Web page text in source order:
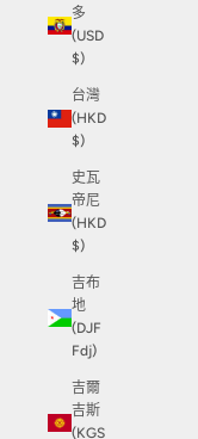
多
(USD
$)
台灣
(HKD
$)
史瓦
帝尼
(HKD
$)
吉布
地
(DJF
Fdj)
吉爾
吉斯
(KGS